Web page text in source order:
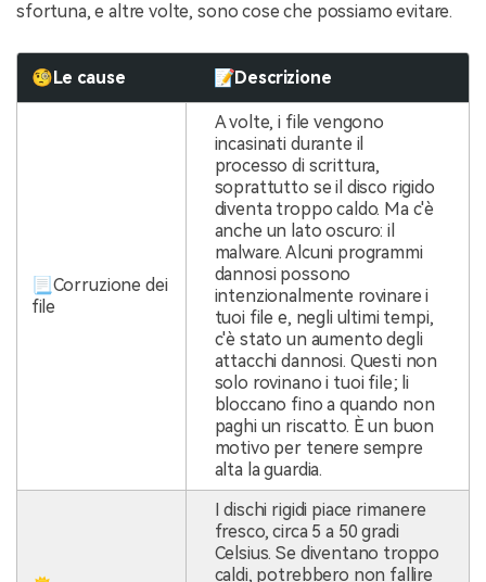
sfortuna, e altre volte, sono cose che possiamo evitare.
🧐Le cause 📝Descrizione
📃Corruzione dei
file
A volte, i file vengono
incasinati durante il
processo di scrittura,
soprattutto se il disco rigido
diventa troppo caldo. Ma c'è
anche un lato oscuro: il
malware. Alcuni programmi
dannosi possono
intenzionalmente rovinare i
tuoi file e, negli ultimi tempi,
c'è stato un aumento degli
attacchi dannosi. Questi non
solo rovinano i tuoi file; li
bloccano fino a quando non
paghi un riscatto. È un buon
motivo per tenere sempre
alta la guardia.
I dischi rigidi piace rimanere
fresco, circa 5 a 50 gradi
Celsius. Se diventano troppo
caldi, potrebbero non fallire